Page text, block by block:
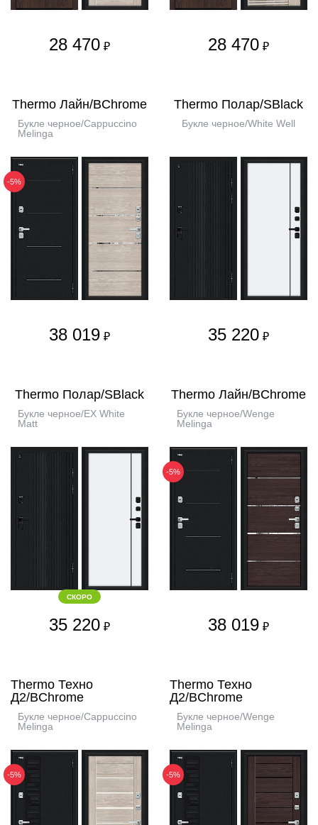
28 470 ₽ 28 470 ₽
Thermo Лайн/BChrome
Букле черное/Cappuccino
Melinga
-5%
38 019 ₽
Thermo Полар/SBlack
Букле черное/White Well
35 220 ₽
Thermo Полар/SBlack
Букле черное/EX White
Matt
СКОРО
35 220 ₽
Thermo Лайн/BChrome
Букле черное/Wenge
Melinga
-5%
38 019 ₽
Thermo Техно
Д2/BChrome
Букле черное/Cappuccino
Melinga
-5%
Thermo Техно
Д2/BChrome
Букле черное/Wenge
Melinga
-5%